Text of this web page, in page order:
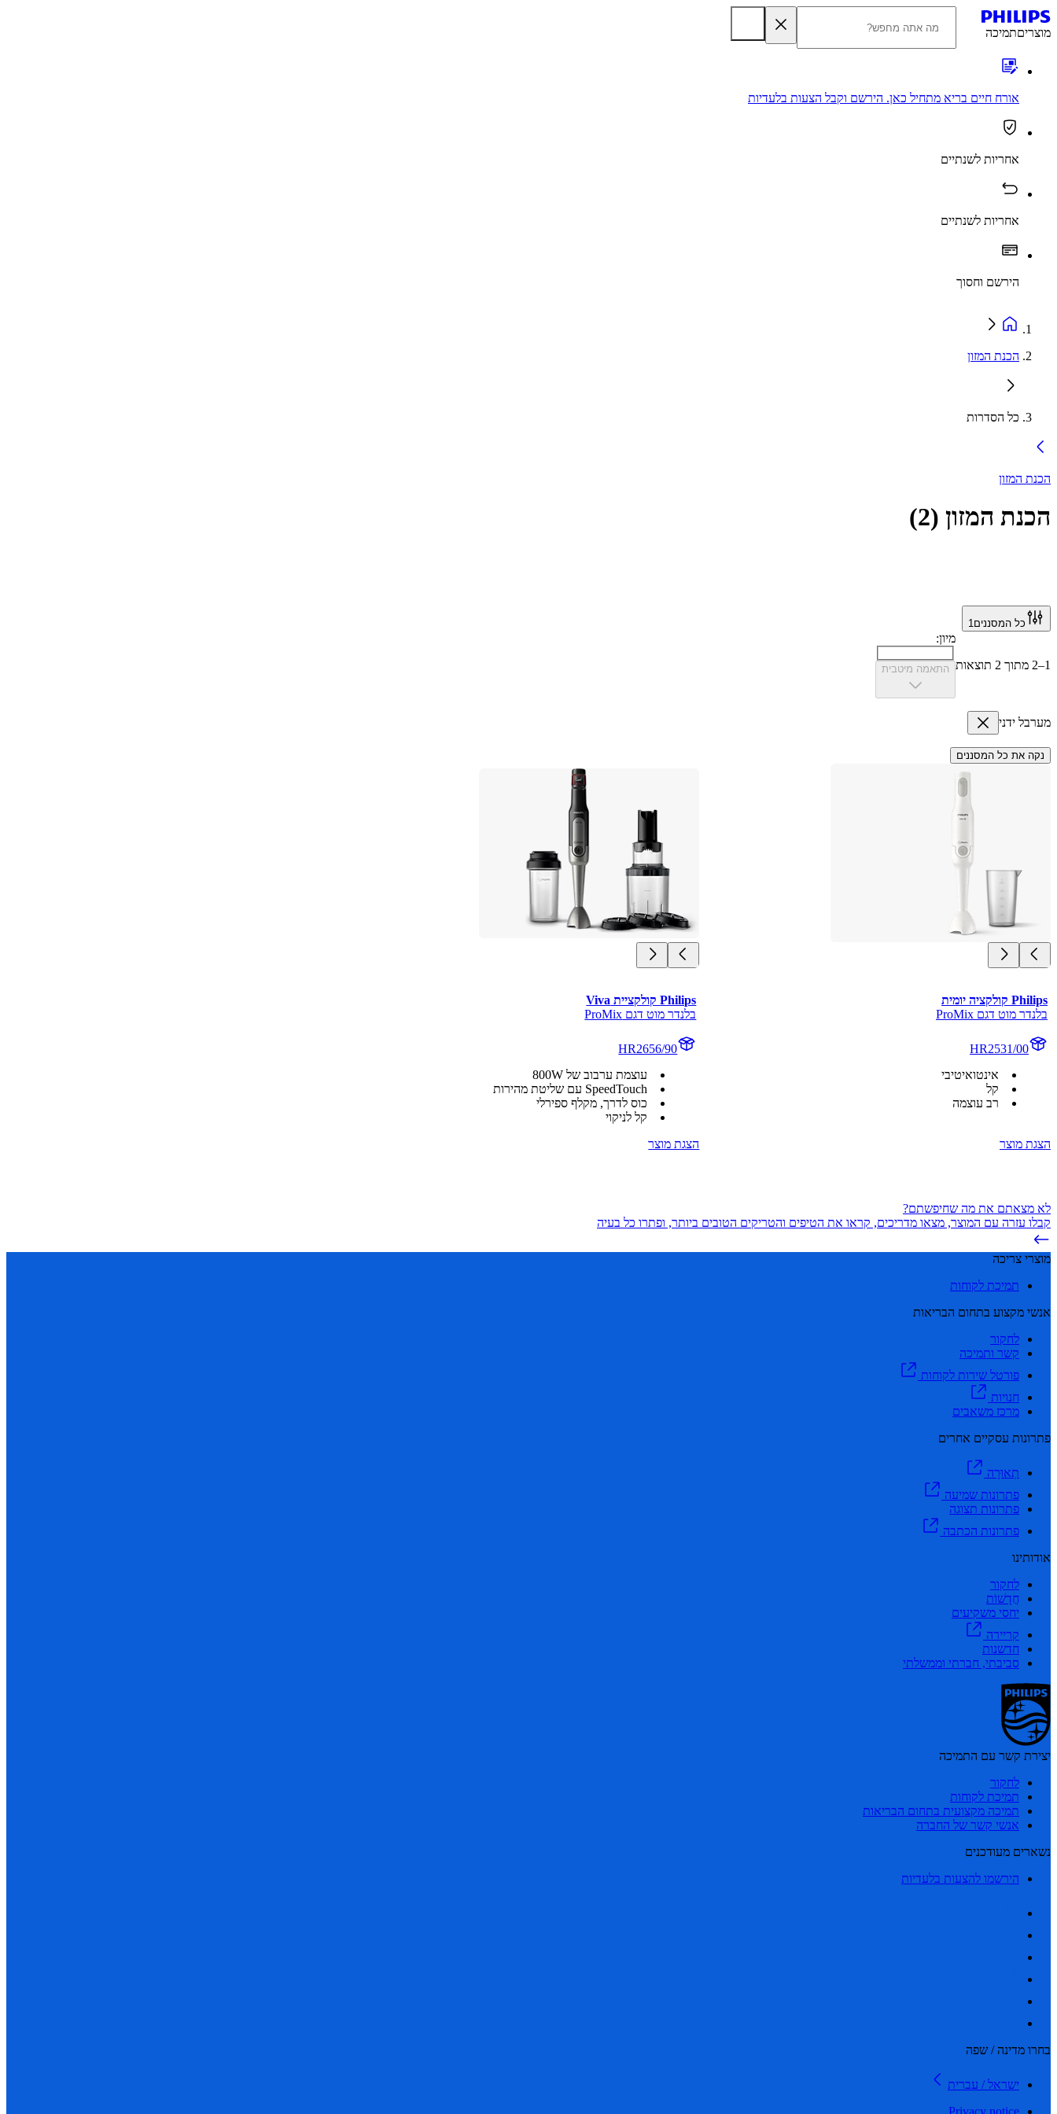
מוצריםתמיכה
אורח חיים בריא מתחיל כאן. הירשם וקבל הצעות בלעדיות
אחריות לשנתיים
אחריות לשנתיים
הירשם וחסוך
הכנת המזון
כל הסדרות
הכנת המזון
הכנת המזון (
2
)
כל המסננים 1
1–2 מתוך 2 תוצאות
מיון:
התאמה מיטבית
מערבל ידני
נקה את כל המסננים
Philips קולקציה יומית
בלנדר מוט דגם ProMix
HR2531/00
אינטואיטיבי
קל
רב עוצמה
הצגת מוצר
Philips קולקציית Viva
בלנדר מוט דגם ProMix
HR2656/90
עוצמת ערבוב של 800W
SpeedTouch עם שליטת מהירות
כוס לדרך, מקלף ספירלי
קל לניקוי
הצגת מוצר
לא מצאתם את מה שחיפשתם?
קבלו עזרה עם המוצר, מצאו מדריכים, קראו את הטיפים והטריקים הטובים ביותר, ופתרו כל בעיה
מוצרי צריכה
תמיכת לקוחות
אנשי מקצוע בתחום הבריאות
לחקור
קשר ותמיכה
פורטל שירות לקוחות
חנויות
מרכז משאבים
פתרונות עסקיים אחרים
תְאוּרָה
פתרונות שמיעה
פתרונות תצוגה
פתרונות הכתבה
אודותינו
לחקור
חֲדָשׁוֹת
יחסי משקיעים
קריירה
חדשנות
סביבתי, חברתי וממשלתי
יצירת קשר עם התמיכה
לחקור
תמיכת לקוחות
תמיכה מקצועית בתחום הבריאות
אנשי קשר של החברה
נשארים מעודכנים
הירשמו להצעות בלעדיות
בחרו מדינה / שפה
ישראל / עברית